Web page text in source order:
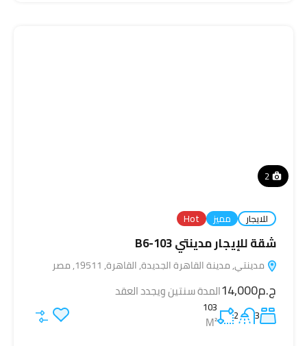
2
للايجار مميز Hot
شقة للإيجار مدينتي 103-B6
مدينتي, مدينة القاهرة الجديدة, القاهرة, 19511, مصر
ج.م14,000 المدة سنتين ويجدد العقد
3
2
103
M²